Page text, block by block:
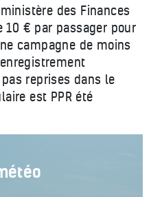
des Finances
10 € par passager pour
campagne de moins
reprises dans le
est PPR été